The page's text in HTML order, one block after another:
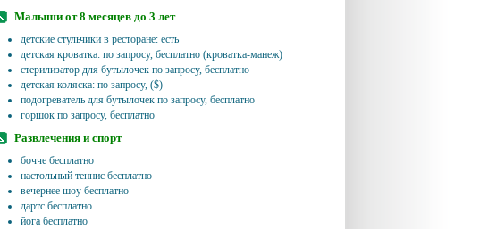
Малыши от 8 месяцев до 3 лет
детские стульчики в ресторане: есть
детская кроватка: по запросу, бесплатно (кроватка-манеж)
стерилизатор для бутылочек по запросу, бесплатно
детская коляска: по запросу, ($)
подогреватель для бутылочек по запросу, бесплатно
горшок по запросу, бесплатно
Развлечения и спорт
бочче бесплатно
настольный теннис бесплатно
вечернее шоу бесплатно
дартс бесплатно
йога бесплатно